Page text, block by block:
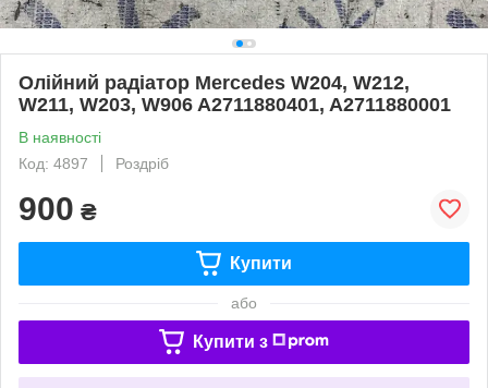
Олійний радіатор Mercedes W204, W212,
W211, W203, W906 A2711880401, A2711880001
В наявності
Код: 4897
Роздріб
900 ₴
Купити
або
Купити з